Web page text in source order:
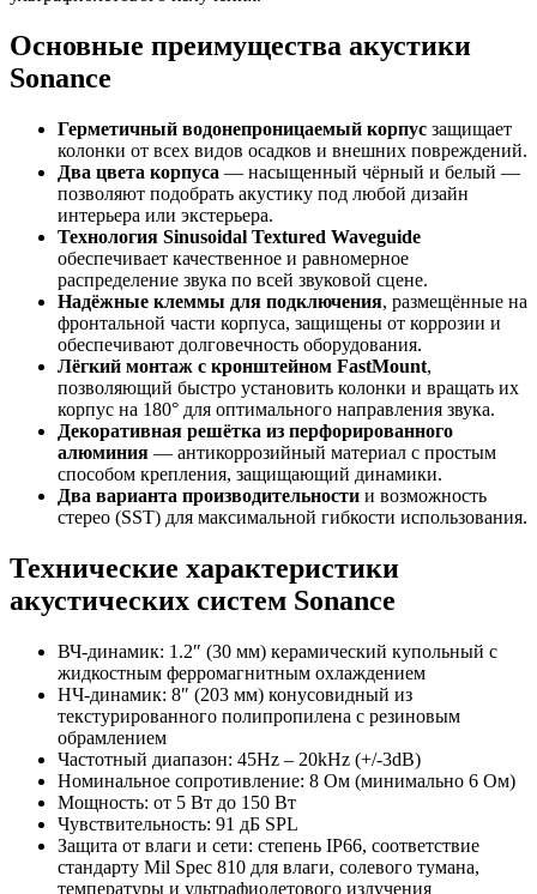
Основные преимущества акустики
Sonance
Герметичный водонепроницаемый корпус защищает
колонки от всех видов осадков и внешних повреждений.
Два цвета корпуса — насыщенный чёрный и белый —
позволяют подобрать акустику под любой дизайн
интерьера или экстерьера.
Технология Sinusoidal Textured Waveguide
обеспечивает качественное и равномерное
распределение звука по всей звуковой сцене.
Надёжные клеммы для подключения, размещённые на
фронтальной части корпуса, защищены от коррозии и
обеспечивают долговечность оборудования.
Лёгкий монтаж с кронштейном FastMount,
позволяющий быстро установить колонки и вращать их
корпус на 180° для оптимального направления звука.
Декоративная решётка из перфорированного
алюминия — антикоррозийный материал с простым
способом крепления, защищающий динамики.
Два варианта производительности и возможность
стерео (SST) для максимальной гибкости использования.
Технические характеристики
акустических систем Sonance
ВЧ-динамик: 1.2″ (30 мм) керамический купольный с
жидкостным ферромагнитным охлаждением
НЧ-динамик: 8″ (203 мм) конусовидный из
текстурированного полипропилена с резиновым
обрамлением
Частотный диапазон: 45Hz – 20kHz (+/-3dB)
Номинальное сопротивление: 8 Ом (минимально 6 Ом)
Мощность: от 5 Вт до 150 Вт
Чувствительность: 91 дБ SPL
Защита от влаги и сети: степень IP66, соответствие
стандарту Mil Spec 810 для влаги, солевого тумана,
температуры и ультрафиолетового излучения